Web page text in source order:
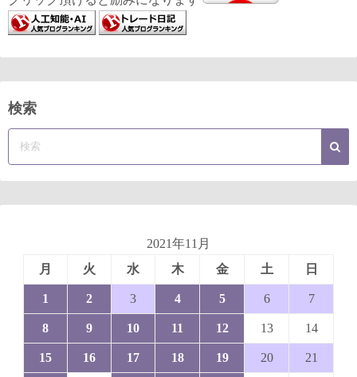
検索
2021年11月
月
火 水 木 金 土 日
1 2 3 4 5 6 7
8 9 10 11 12 13 14
15 16 17 18 19 20 21